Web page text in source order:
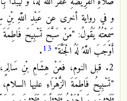
و في رواية أخرى عن عَبْدِ اللَّهِ بْنِ
سَمِعْتُهُ يَقُولُ:‏ "مَنْ‏ سَبَّحَ‏ تَسْبِيحَ‏
أَوْجَبَ اللَّهُ لَهُ الْجَنَّةَ" 13
.
2. قبل النوم، فعَنْ هِشَامِ بْنِ
"تَسْبِيحُ‏ فَاطِمَةَ الزَّهْرَاءِ عليها